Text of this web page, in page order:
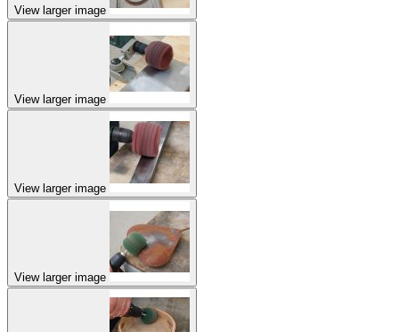
View larger image
View larger image
View larger image
View larger image